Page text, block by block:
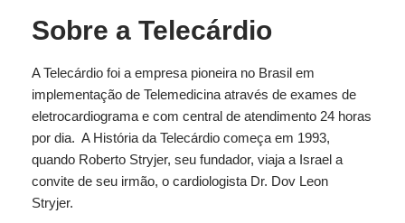
Sobre a Telecárdio
A Telecárdio foi a empresa pioneira no Brasil em
implementação de Telemedicina através de exames de
eletrocardiograma e com central de atendimento 24 horas
por dia. A História da Telecárdio começa em 1993,
quando Roberto Stryjer, seu fundador, viaja a Israel a
convite de seu irmão, o cardiologista Dr. Dov Leon
Stryjer.